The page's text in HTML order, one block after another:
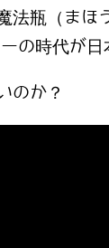
法瓶（まほ
の時代が日
のか？